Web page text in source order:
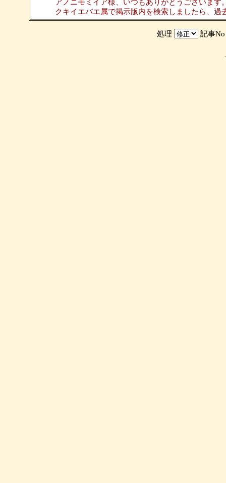
アノニモミイア様、いつもありがとうございます
クキイエバエ属で掲示版内を検索しましたら、
処理 記事